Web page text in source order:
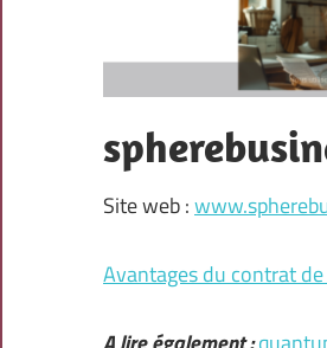
Site web :
Avantages du contrat